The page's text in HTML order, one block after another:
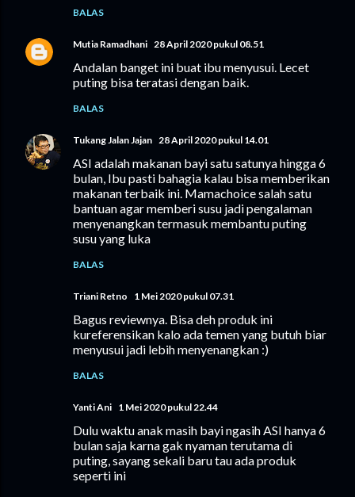
BALAS
Mutia Ramadhani 28 April 2020 pukul 08.51
Andalan banget ini buat ibu menyusui. Lecet
puting bisa teratasi dengan baik.
BALAS
Tukang Jalan Jajan 28 April 2020 pukul 14.01
ASI adalah makanan bayi satu satunya hingga 6
bulan, Ibu pasti bahagia kalau bisa memberikan
makanan terbaik ini. Mamachoice salah satu
bantuan agar memberi susu jadi pengalaman
menyenangkan termasuk membantu puting
susu yang luka
BALAS
Triani Retno 1 Mei 2020 pukul 07.31
Bagus reviewnya. Bisa deh produk ini
kureferensikan kalo ada temen yang butuh biar
menyusui jadi lebih menyenangkan :)
BALAS
Yanti Ani 1 Mei 2020 pukul 22.44
Dulu waktu anak masih bayi ngasih ASI hanya 6
bulan saja karna gak nyaman terutama di
puting, sayang sekali baru tau ada produk
seperti ini